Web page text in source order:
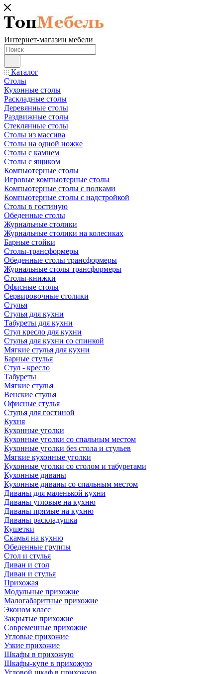
Интернет-магазин мебели
Каталог
Столы
Кухонные столы
Раскладные столы
Деревянные столы
Раздвижные столы
Стеклянные столы
Столы из массива
Столы на одной ножке
Столы с камнем
Столы с ящиком
Компьютерные столы
Игровые компьютерные столы
Компьютерные столы с полками
Компьютерные столы с надстройкой
Столы в гостиную
Обеденные столы
Журнальные столики
Журнальные столики на колесиках
Барные стойки
Столы-трансформеры
Обеденные столы трансформеры
Журнальные столы трансформеры
Столы-книжки
Офисные столы
Сервировочные столики
Стулья
Стулья для кухни
Табуреты для кухни
Стул кресло для кухни
Стулья для кухни со спинкой
Мягкие стулья для кухни
Барные стулья
Стул - кресло
Табуреты
Мягкие стулья
Венские стулья
Офисные стулья
Стулья для гостиной
Кухня
Кухонные уголки
Кухонные уголки со спальным местом
Кухонные уголки без стола и стульев
Мягкие кухонные уголки
Кухонные уголки со столом и табуретами
Кухонные диваны
Кухонные диваны со спальным местом
Диваны для маленькой кухни
Диваны угловые на кухню
Диваны прямые на кухню
Диваны раскладушка
Кушетки
Скамья на кухню
Обеденные группы
Стол и стулья
Диван и стол
Диван и стулья
Прихожая
Модульные прихожие
Малогабаритные прихожие
Эконом класс
Закрытые прихожие
Современные прихожие
Угловые прихожие
Узкие прихожие
Шкафы в прихожую
Шкафы-купе в прихожую
Угловой шкаф в прихожую